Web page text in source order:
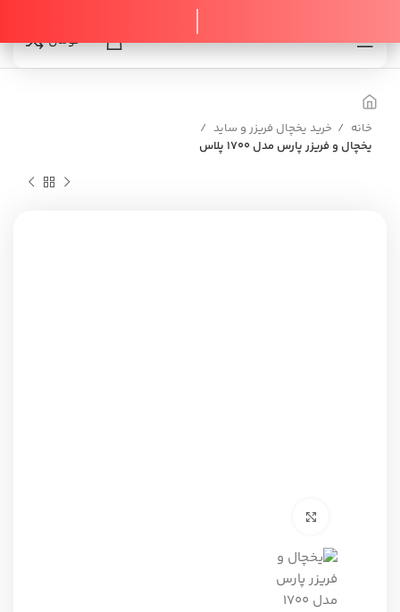
تومان 0
خانه
خرید یخچال فریزر و ساید
یخچال و فریزر پارس مدل 1700 پلاس